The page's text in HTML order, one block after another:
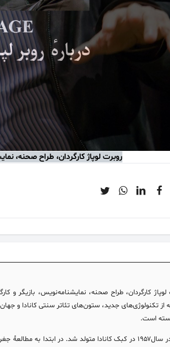
روبرت لوپاژ کارگردان، طراح صحنه،
کارگردان، طراح صحنه، نمایشنامه‌نویس، بازیگر و
از تکنولوژی‌های جدید، ستون‌های تئاتر سنتی کانادا و
است.